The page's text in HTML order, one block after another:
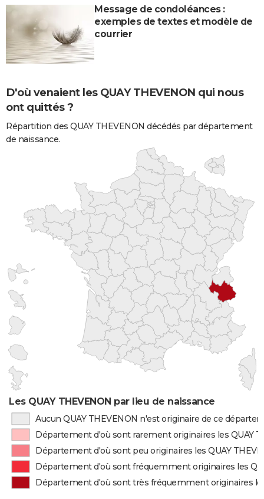
Message de condoléances :
exemples de textes et modèle de
courrier
D'où venaient les QUAY THEVENON qui nous
ont quittés ?
Répartition des QUAY THEVENON décédés par département
de naissance.
Les QUAY THEVENON par lieu de naissance
Aucun QUAY THEVENON n'est originaire de ce
Département d'où sont rarement originaires les QUAY
Département d'où sont peu originaires les QUAY
Département d'où sont fréquemment originaires les
Département d'où sont très fréquemment originaires